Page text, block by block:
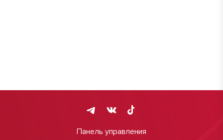
Панель управления